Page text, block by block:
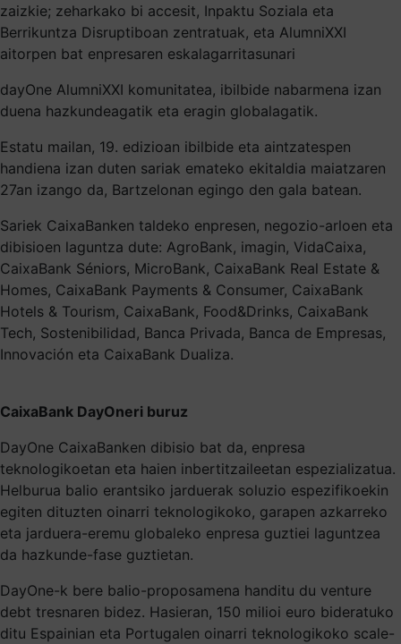
zaizkie; zeharkako bi accesit, Inpaktu Soziala eta
Berrikuntza Disruptiboan zentratuak, eta AlumniXXI
aitorpen bat enpresaren eskalagarritasunari
dayOne AlumniXXI komunitatea, ibilbide nabarmena izan
duena hazkundeagatik eta eragin globalagatik.
Estatu mailan, 19. edizioan ibilbide eta aintzatespen
handiena izan duten sariak emateko ekitaldia maiatzaren
27an izango da, Bartzelonan egingo den gala batean.
Sariek CaixaBanken taldeko enpresen, negozio-arloen eta
dibisioen laguntza dute: AgroBank, imagin, VidaCaixa,
CaixaBank Séniors, MicroBank, CaixaBank Real Estate &
Homes, CaixaBank Payments & Consumer, CaixaBank
Hotels & Tourism, CaixaBank, Food&Drinks, CaixaBank
Tech, Sostenibilidad, Banca Privada, Banca de Empresas,
Innovación eta CaixaBank Dualiza.
CaixaBank DayOneri buruz
DayOne CaixaBanken dibisio bat da, enpresa
teknologikoetan eta haien inbertitzaileetan espezializatua.
Helburua balio erantsiko jarduerak soluzio espezifikoekin
egiten dituzten oinarri teknologikoko, garapen azkarreko
eta jarduera-eremu globaleko enpresa guztiei laguntzea
da hazkunde-fase guztietan.
DayOne-k bere balio-proposamena handitu du venture
debt tresnaren bidez. Hasieran, 150 milioi euro bideratuko
ditu Espainian eta Portugalen oinarri teknologikoko scale-